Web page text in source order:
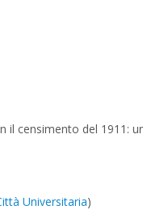
censimento del 1911:
Universitaria)